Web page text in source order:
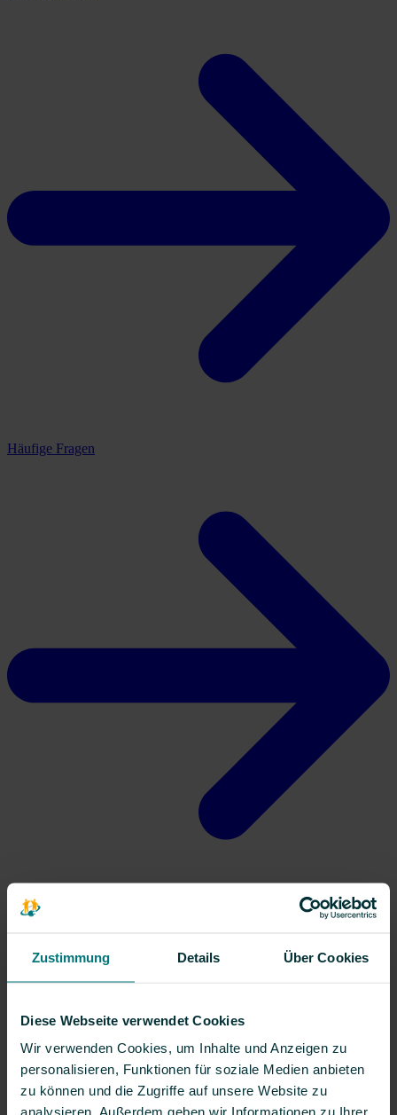
Zustimmung Details Über Cookies
Diese Webseite verwendet Cookies
Wir verwenden Cookies, um Inhalte und Anzeigen zu
personalisieren, Funktionen für soziale Medien anbieten
zu können und die Zugriffe auf unsere Website zu
analysieren. Außerdem geben wir Informationen zu Ihrer
Häufige Fragen
Kontakt